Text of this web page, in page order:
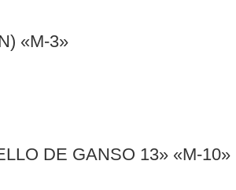
«M-3»
DE GANSO 13» «M-10»